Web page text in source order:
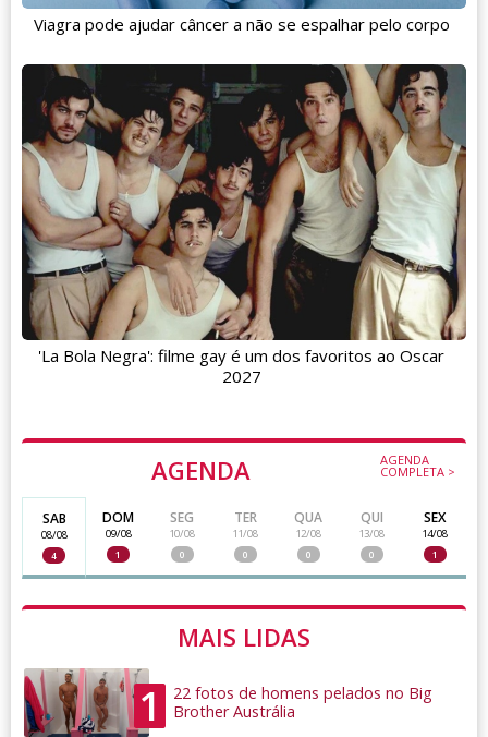
AGENDA AGENDA
COMPLETA >
SAB
08/08
4
DOM
09/08
1
SEG
10/08
0
TER
11/08
0
QUA
12/08
0
QUI
13/08
0
SEX
14/08
1
MAIS LIDAS
1
22 fotos de homens pelados no Big
Brother Austrália
Viagra pode ajudar câncer a não se espalhar pelo corpo
'La Bola Negra': filme gay é um dos favoritos ao Oscar
2027